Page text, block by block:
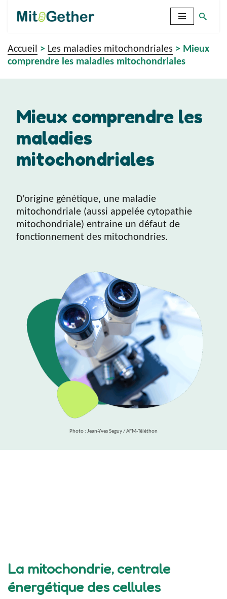
contenu
Accueil > Les maladies mitochondriales > Mieux
comprendre les maladies mitochondriales
Mieux comprendre les
maladies
mitochondriales
D’origine génétique, une maladie
mitochondriale (aussi appelée cytopathie
mitochondriale) entraine un défaut de
fonctionnement des mitochondries.
Photo : Jean-Yves Seguy / AFM-Téléthon
La mitochondrie, centrale
énergétique des cellules